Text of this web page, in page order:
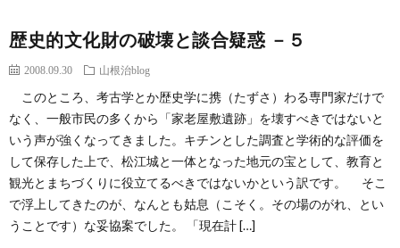
創
る
根
治
blog
会
社
案
歴史的文化財の破壊と談合疑惑 －５
2008.09.30 山根治blog
このところ、考古学とか歴史学に携（たずさ）わる専門家だけで
なく、一般市民の多くから「家老屋敷遺跡」を壊すべきではないと
いう声が強くなってきました。キチンとした調査と学術的な評価を
して保存した上で、松江城と一体となった地元の宝として、教育と
観光とまちづくりに役立てるべきではないかという訳です。 そこ
で浮上してきたのが、なんとも姑息（こそく。その場のがれ、とい
うことです）な妥協案でした。 「現在計 […]